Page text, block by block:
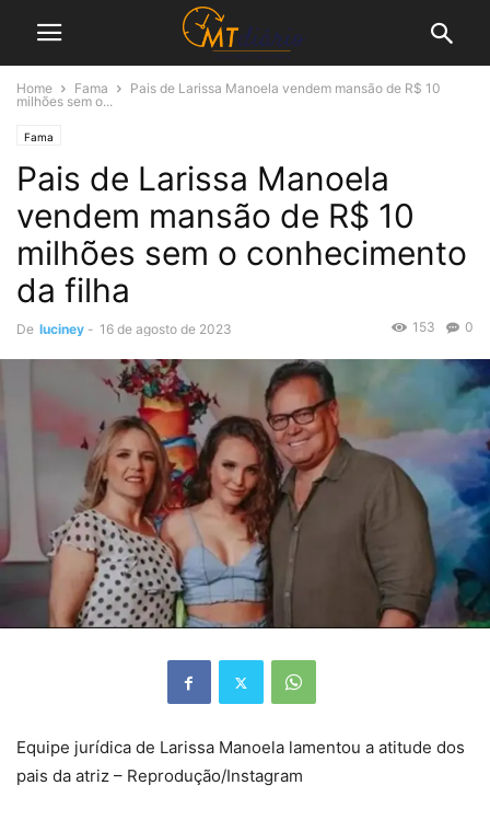
Home Fama
Pais de Larissa Manoela vendem mansão de R$ 10
milhões sem o...
Fama
Pais de Larissa Manoela
vendem mansão de R$ 10
milhões sem o conhecimento
da filha
De luciney - 16 de agosto de 2023 0
153
Equipe jurídica de Larissa Manoela lamentou a atitude dos
pais da atriz – Reprodução/Instagram